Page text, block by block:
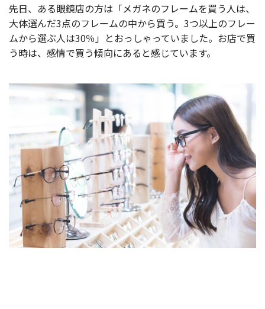
先日、ある眼鏡店の方は「メガネのフレームを買う人は、
大体選んだ3点のフレームの中から買う。3つ以上のフレー
ムから選ぶ人は30％」とおっしゃっていました。お店で買
う時は、感情で買う傾向にあると感じています。